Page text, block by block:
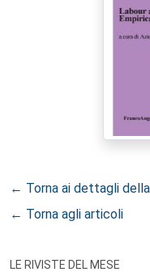
← Torna ai dettagli
← Torna agli articoli
LE RIVISTE DEL MESE